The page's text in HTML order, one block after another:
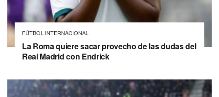
FÚTBOL INTERNACIONAL
La Roma quiere sacar provecho de las dudas del
Real Madrid con Endrick